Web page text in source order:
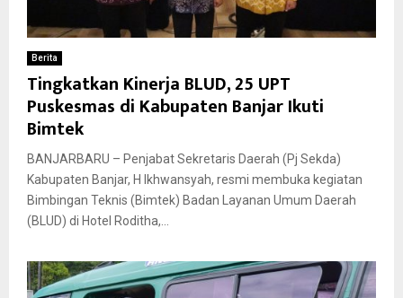
Berita
Tingkatkan Kinerja BLUD, 25 UPT
Puskesmas di Kabupaten Banjar Ikuti
Bimtek
BANJARBARU – Penjabat Sekretaris Daerah (Pj Sekda)
Kabupaten Banjar, H Ikhwansyah, resmi membuka kegiatan
Bimbingan Teknis (Bimtek) Badan Layanan Umum Daerah
(BLUD) di Hotel Roditha,...